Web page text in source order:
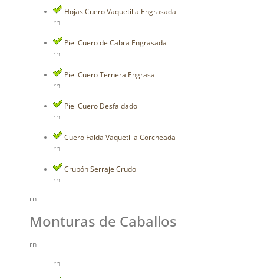
Hojas Cuero Vaquetilla Engrasada
rn
Piel Cuero de Cabra Engrasada
rn
Piel Cuero Ternera Engrasa
rn
Piel Cuero Desfaldado
rn
Cuero Falda Vaquetilla Corcheada
rn
Crupón Serraje Crudo
rn
rn
Monturas de Caballos
rn
rn